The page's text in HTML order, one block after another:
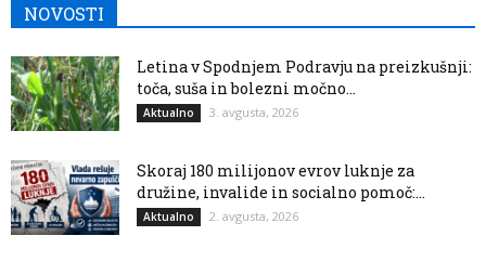
NOVOSTI
Letina v Spodnjem Podravju na preizkušnji:
toča, suša in bolezni močno...
Aktualno 3. avgusta, 2026
Skoraj 180 milijonov evrov luknje za
družine, invalide in socialno pomoč:...
Aktualno 2. avgusta, 2026